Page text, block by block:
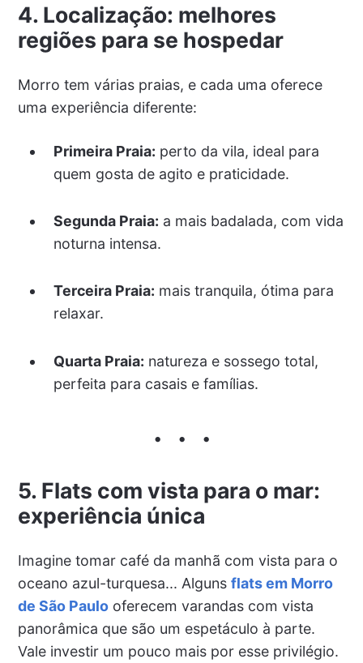
4. Localização: melhores
regiões para se hospedar
Morro tem várias praias, e cada uma oferece
uma experiência diferente:
Primeira Praia: perto da vila, ideal para
quem gosta de agito e praticidade.
Segunda Praia: a mais badalada, com vida
noturna intensa.
Terceira Praia: mais tranquila, ótima para
relaxar.
Quarta Praia: natureza e sossego total,
perfeita para casais e famílias.
5. Flats com vista para o mar:
experiência única
Imagine tomar café da manhã com vista para o
oceano azul-turquesa... Alguns flats em Morro
de São Paulooferecem varandas com vista
panorâmica que são um espetáculo à parte.
Vale investir um pouco mais por esse privilégio.